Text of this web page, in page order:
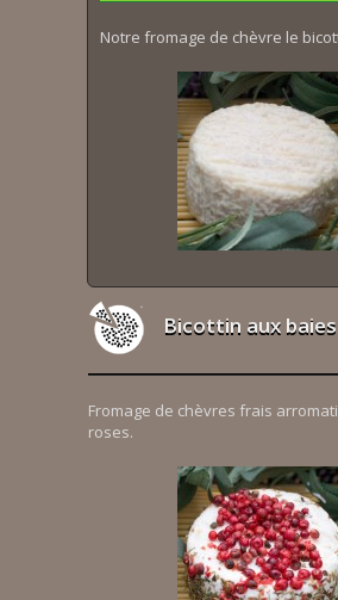
Notre fromage de chèvre le
Bicottin aux
Fromage de chèvres frais
roses.